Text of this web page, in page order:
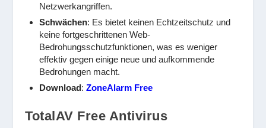
Netzwerkangriffen.
Schwächen: Es bietet keinen Echtzeitschutz und
keine fortgeschrittenen Web-
Bedrohungsschutzfunktionen, was es weniger
effektiv gegen einige neue und aufkommende
Bedrohungen macht.
Download:ZoneAlarm Free
TotalAV Free Antivirus